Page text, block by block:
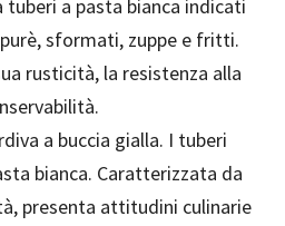
a pasta bianca indicati
sformati, zuppe e fritti.
rusticità, la resistenza alla
a buccia gialla. I tuberi
bianca. Caratterizzata da
presenta attitudini culinarie